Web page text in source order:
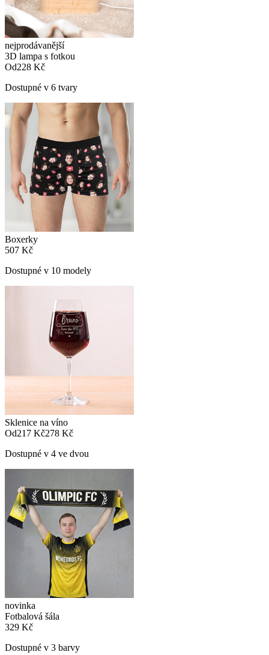
nejprodávanější
3D lampa s fotkou
Od228 Kč
Dostupné v 6 tvary
Boxerky
507 Kč
Dostupné v 10 modely
Sklenice na víno
Od217 Kč278 Kč
Dostupné v 4 ve dvou
novinka
Fotbalová šála
329 Kč
Dostupné v 3 barvy